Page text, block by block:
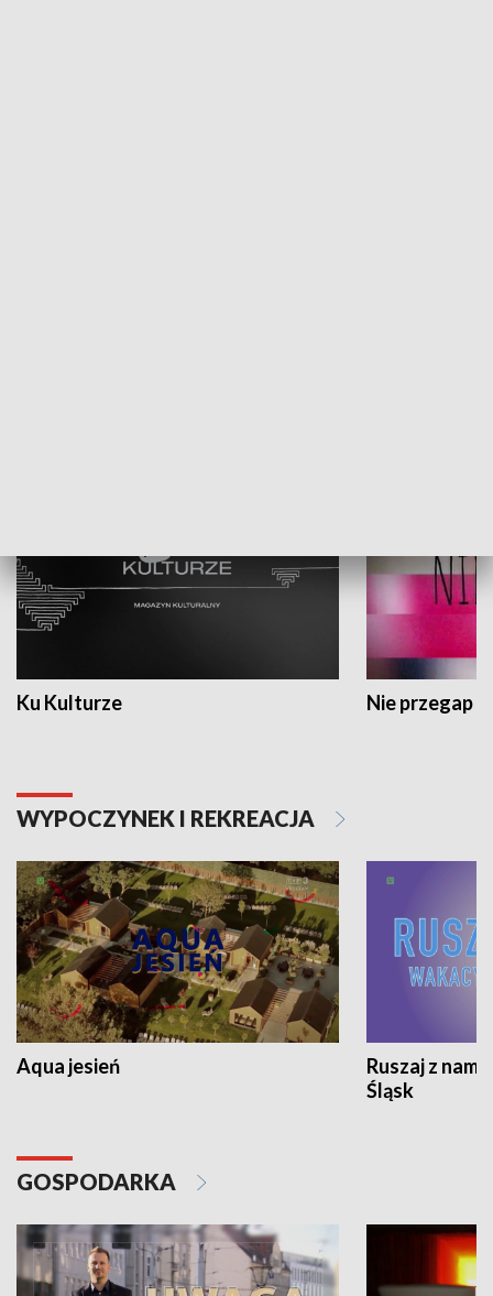
Ku Kulturze Nie przegap
WYPOCZYNEK I REKREACJA
Aqua jesień
Ruszaj z
Śląsk
GOSPODARKA